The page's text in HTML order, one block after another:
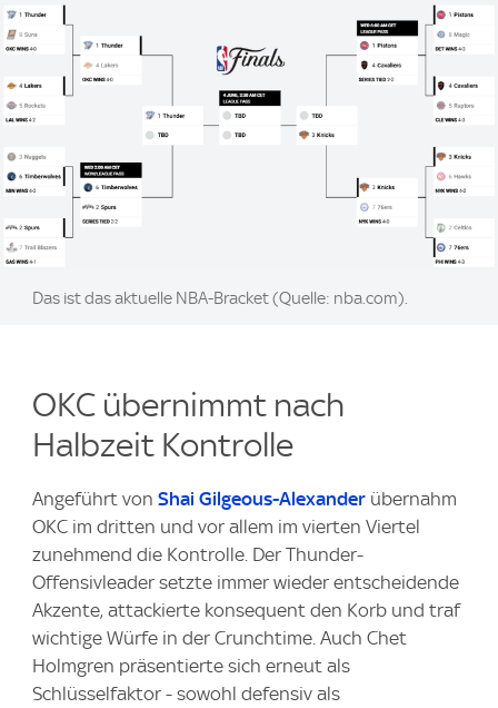
Image:
Das ist das aktuelle NBA-Bracket (Quelle: nba.com).
OKC übernimmt nach
Halbzeit Kontrolle
Angeführt von Shai Gilgeous-Alexander übernahm
OKC im dritten und vor allem im vierten Viertel
zunehmend die Kontrolle. Der Thunder-
Offensivleader setzte immer wieder entscheidende
Akzente, attackierte konsequent den Korb und traf
wichtige Würfe in der Crunchtime. Auch Chet
Holmgren präsentierte sich erneut als
Schlüsselfaktor - sowohl defensiv als